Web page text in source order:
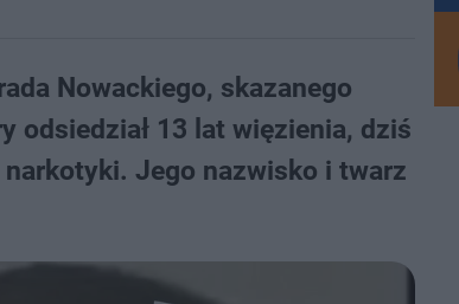
Nowackiego, skazanego
odsiedział 13 lat więzienia, dziś
Jego nazwisko i twarz